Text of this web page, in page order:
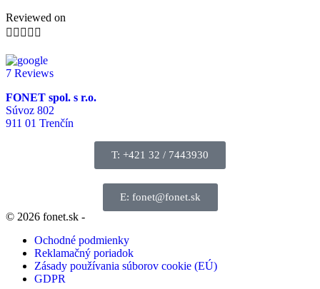
Reviewed on
    
7 Reviews
FONET spol. s r.o.
Súvoz 802
911 01 Trenčín
T: +421 32 / 7443930
E: fonet@fonet.sk
© 2026 fonet.sk -
Ochodné podmienky
Reklamačný poriadok
Zásady používania súborov cookie (EÚ)
GDPR